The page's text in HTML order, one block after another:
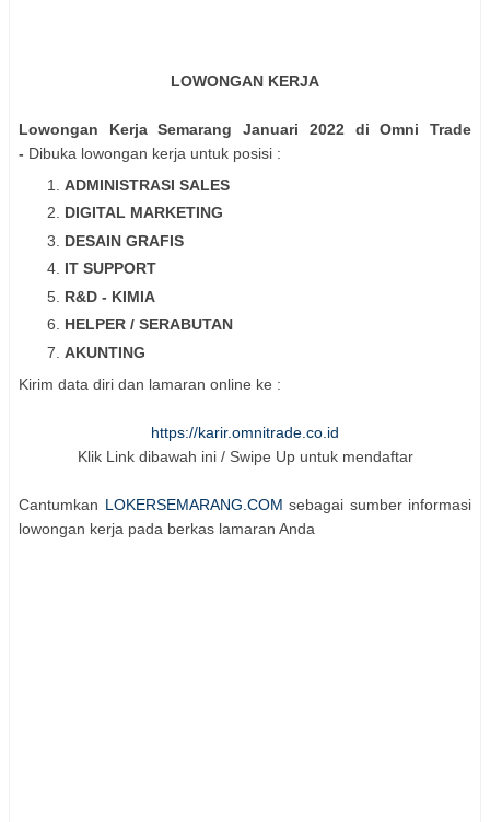
LOWONGAN KERJA
Lowongan Kerja Semarang Januari 2022 di Omni Trade
- Dibuka lowongan kerja untuk posisi :
ADMINISTRASI SALES
DIGITAL MARKETING
DESAIN GRAFIS
IT SUPPORT
R&D - KIMIA
HELPER / SERABUTAN
AKUNTING
Kirim data diri dan lamaran online ke :
https://karir.omnitrade.co.id
Klik Link dibawah ini / Swipe Up untuk mendaftar
Cantumkan LOKERSEMARANG.COM sebagai sumber informasi
lowongan kerja pada berkas lamaran Anda